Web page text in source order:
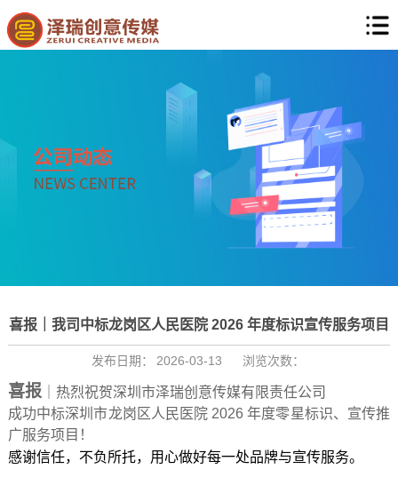
喜报｜我司中标龙岗区人民医院 2026 年度标识宣传服务项目
发布日期： 2026-03-13 浏览次数：
喜报｜热烈祝贺深圳市泽瑞创意传媒有限责任公司
成功中标深圳市龙岗区人民医院 2026 年度零星标识、宣传推
广服务项目！
感谢信任，不负所托，用心做好每一处品牌与宣传服务。